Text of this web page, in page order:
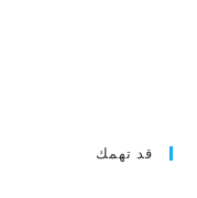
قد تهمك